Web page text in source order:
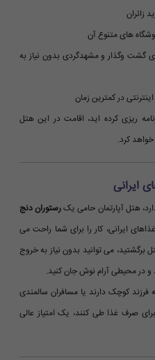
زائران
های متنوع آن
گشت وگذار و مشهدگردی بدون نیاز به
در کمترین زمان
ریزی کرده اید، اقامت در این هتل
کرد.
ایرانی
هتل آپارتمان حامی یکرستوران دنج
ایرانی، کار را برای شما راحت می
برگشتید، می توانید بدون نیاز به خروج
و در محیطی آرام نوش جان کنید.
کوچک دارند یا مسافران سالمندی
صرف غذا طی کنند، یک امتیاز عالی